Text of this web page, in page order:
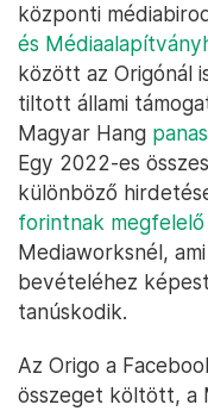
központi
és
között az Origónál
tiltott állami
Magyar Hang
Egy 2022-es
különböző
forintnak
Mediaworksnél,
bevételéhez
tanúskodik.
Az Origo a
összeget költött, a